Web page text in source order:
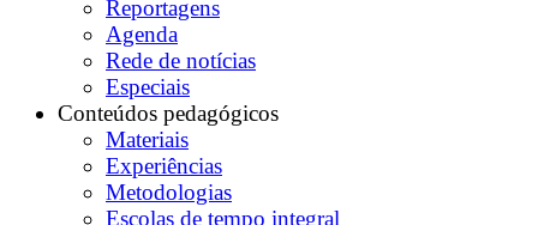
Reportagens
Agenda
Rede de notícias
Especiais
Conteúdos pedagógicos
Materiais
Experiências
Metodologias
Escolas de tempo integral